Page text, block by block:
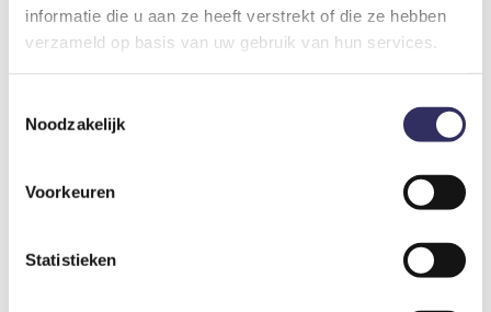
informatie die u aan ze heeft verstrekt of die ze hebben
verzameld op basis van uw gebruik van hun services.
Noodzakelijk
Voorkeuren
Statistieken
Bijkomende kosten
Per persoon per nacht
€ 1,40